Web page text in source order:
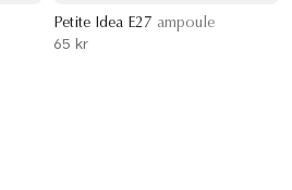
Petite Idea E27 ampoule
65 kr